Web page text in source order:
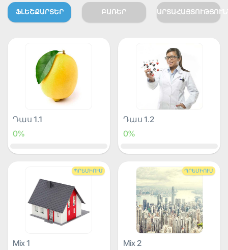
ՖԼԵՇՔԱՐՏԵՐ ԲԱՌԵՐ
Դաս 1.1
0%
Դաս 1.2
0%
ՊՐԵՄԻՈՒՄ
Mix 1
ՊՐԵՄԻՈՒՄ
Mix 2